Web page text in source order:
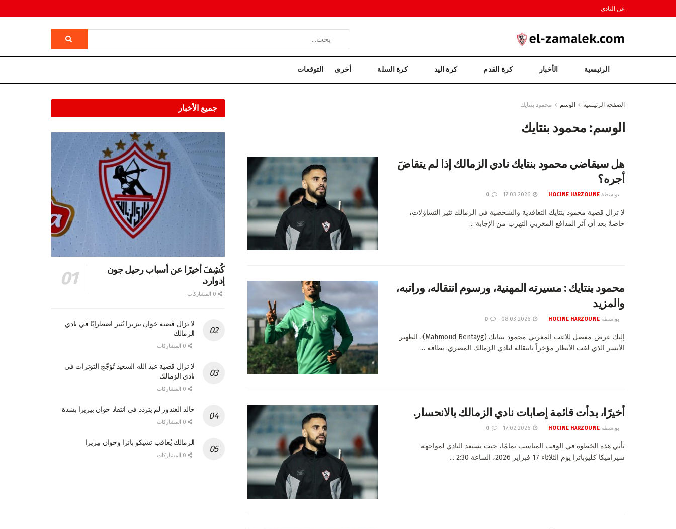
عن النادي
الرئيسية الأخبار كرة القدم كرة اليد كرة السلة أخرى التوقعات
الصفحة الرئيسية الوسم محمود بنتايك
الوسم: محمود بنتايك
هل سيقاضي محمود بنتايك نادي الزمالك إذا لم يتقاضَ
أجره؟
بواسطة HOCINE HARZOUNE
لا تزال قضية محمود بنتايك التعاقدية والشخصية في الزمالك تثير التساؤلات،
خاصةً بعد أن آثر المدافع المغربي التهرب من الإجابة ...
محمود بنتايك : مسيرته المهنية، ورسوم انتقاله، وراتبه،
والمزيد
بواسطة HOCINE HARZOUNE
إليك عرض مفصل للاعب المغربي محمود بنتايك (Mahmoud Bentayg)، الظهير
الأيسر الذي لفت الأنظار مؤخراً بانتقاله لنادي الزمالك المصري: بطاقة ...
أخيرًا، بدأت قائمة إصابات نادي الزمالك بالانحسار.
بواسطة HOCINE HARZOUNE
تأتي هذه الخطوة في الوقت المناسب تمامًا، حيث يستعد النادي لمواجهة
سيراميكا كليوباترا يوم الثلاثاء 17 فبراير 2026، الساعة 2:30 ...
جميع الأخبار
كُشِفَ أخيرًا عن أسباب رحيل جون
إدوارد.
لا تزال قضية خوان بيزيرا تُثير اضطرابًا في نادي
الزمالك
لا تزال قضية عبد الله السعيد تُؤجّج التوترات في
نادي الزمالك
خالد الغندور لم يتردد في انتقاد خوان بيزيرا بشدة
الزمالك يُعاقب تشيكو بانزا وخوان بيزيرا